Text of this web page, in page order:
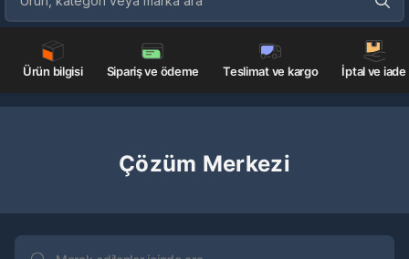
Ürün bilgisi Sipariş ve ödeme Teslimat ve kargo İptal ve iade
Çözüm Merkezi